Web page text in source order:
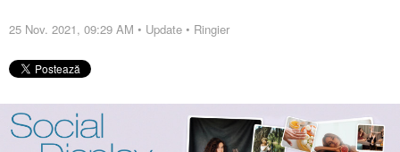
25 Nov. 2021, 09:29 AM • Update • Ringier